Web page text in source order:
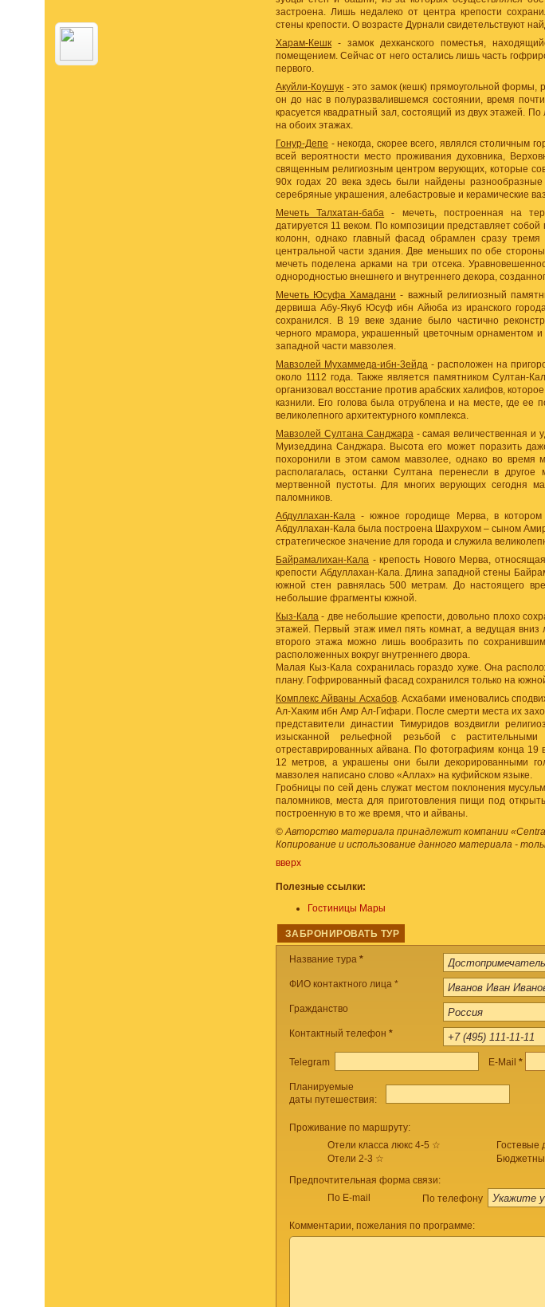
застроена. Лишь недалеко от центра крепости
стены крепости. О возрасте Дурнали свидетельствуют
Харам-Кешк - замок дехканского поместья,
помещением. Сейчас от него остались лишь часть
первого.
Акуйли-Коушук - это замок (кешк) прямоугольной формы,
он до нас в полуразвалившемся состоянии, время
красуется квадратный зал, состоящий из двух этажей.
на обоих этажах.
Гонур-Депе - некогда, скорее всего, являлся столичным
всей вероятности место проживания духовника,
священным религиозным центром верующих, которые
90х годах 20 века здесь были найдены
серебряные украшения, алебастровые и керамические
Мечеть Талхатан-баба - мечеть, построенная на
датируется 11 веком. По композиции представляет
колонн, однако главный фасад обрамлен сразу
центральной части здания. Две меньших по обе
мечеть поделена арками на три отсека.
однородностью внешнего и внутреннего декора,
Мечеть Юсуфа Хамадани - важный религиозный
дервиша Абу-Якуб Юсуф ибн Айюба из иранского
сохранился. В 19 веке здание было частично
черного мрамора, украшенный цветочным орнаментом
западной части мавзолея.
Мавзолей Мухаммеда-ибн-3ейда - расположен на
около 1112 года. Также является памятником Султан-
организовал восстание против арабских халифов,
казнили. Его голова была отрублена и на месте, где
великолепного архитектурного комплекса.
Мавзолей Султана Санджара- самая величественная и
Муизеддина Санджара. Высота его может поразить
похоронили в этом самом мавзолее, однако во время
располагалась, останки Султана перенесли в
мертвенной пустоты. Для многих верующих сегодня
паломников.
Абдуллахан-Кала - южное городище Мерва, в котором
Абдуллахан-Кала была построена Шахрухом – сыном
стратегическое значение для города и служила
Байрамалихан-Кала - крепость Нового Мерва,
крепости Абдуллахан-Кала. Длина западной стены
южной стен равнялась 500 метрам. До настоящего
небольшие фрагменты южной.
Кыз-Кала - две небольшие крепости, довольно плохо
этажей. Первый этаж имел пять комнат, а ведущая вниз
второго этажа можно лишь вообразить по
расположенных вокруг внутреннего двора.
Малая Кыз-Кала сохранилась гораздо хуже. Она
плану. Гофрированный фасад сохранился только на
Комплекс Айваны Асхабов. Асхабами именовались
Ал-Хаким ибн Амр Ал-Гифари. После смерти места их
представители династии Тимуридов воздвигли
изысканной рельефной резьбой с
отреставрированных айвана. По фотографиям конца 19
12 метров, а украшены они были декорированными
мавзолея написано слово «Аллах» на куфийском языке.
Гробницы по сей день служат местом поклонения
паломников, места для приготовления пищи под
построенную в то же время, что и айваны.
©Авторство материала принадлежит компании
Копирование и использование данного материала -
вверх
Полезные ссылки:
Гостиницы Мары
ЗАБРОНИРОВАТЬ ТУР
Название тура *
ФИО контактного лица *
Гражданство
Контактный телефон *
Telegram E-Mail *
Планируемые
даты путешествия:
Проживание по маршруту:
Отели класса люкс 4-5 ☆
Отели 2-3 ☆
Гостевые
Предпочтительная форма связи:
По E-mail
По телефону
Комментарии, пожелания по программе: